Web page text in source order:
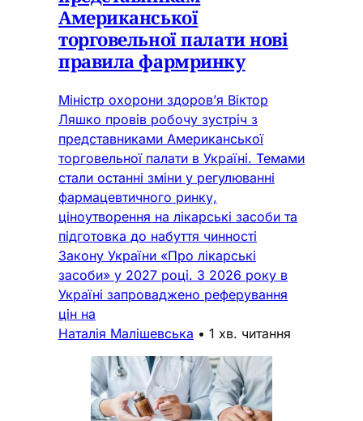
Американської
торговельної палати нові
правила фармринку
Міністр охорони здоров’я Віктор
Ляшко провів робочу зустріч з
представниками Американської
торговельної палати в Україні. Темами
стали останні зміни у регулюванні
фармацевтичного ринку,
ціноутворення на лікарські засоби та
підготовка до набуття чинності
Закону України «Про лікарські
засоби» у 2027 році. З 2026 року в
Україні запроваджено реферування
цін на
Наталія Малішевська • 1 хв. читання